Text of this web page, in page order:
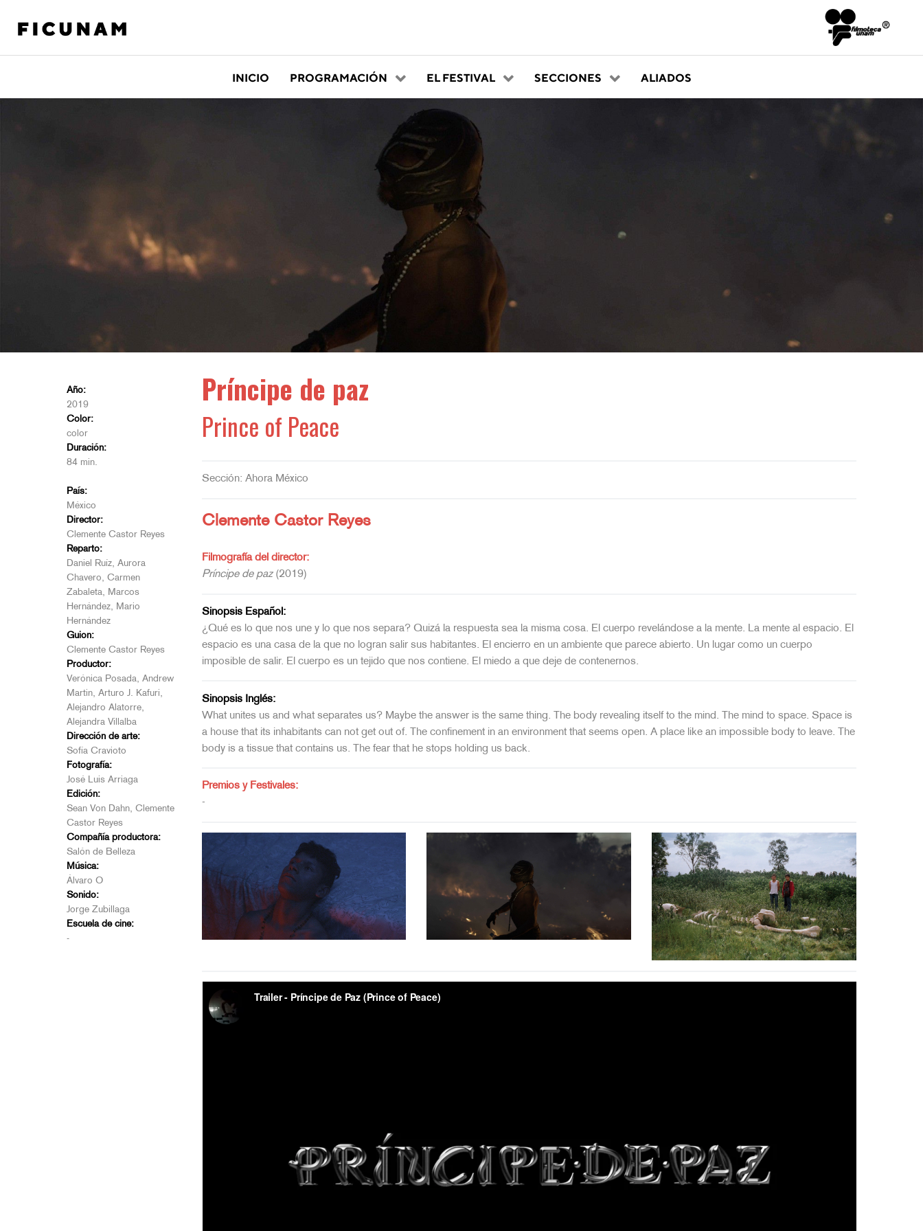
INICIO PROGRAMACIÓN EL FESTIVAL SECCIONES ALIADOS
Año:
2019
Color:
color
Duración:
84 min.
País:
México
Director:
Clemente Castor Reyes
Reparto:
Daniel Ruíz, Aurora
Chavero, Carmen
Zabaleta, Marcos
Hernández, Mario
Hernández
Guion:
Clemente Castor Reyes
Productor:
Verónica Posada, Andrew
Martin, Arturo J. Kafuri,
Alejandro Alatorre,
Alejandra Villalba
Dirección de arte:
Sofía Cravioto
Fotografía:
José Luis Arriaga
Edición:
Sean Von Dahn, Clemente
Castor Reyes
Compañía productora:
Salón de Belleza
Música:
Álvaro O
Sonido:
Jorge Zubillaga
Escuela de cine:
-
Príncipe de paz
Prince of Peace
Sección: Ahora México
Clemente Castor Reyes
Filmografía del director:
Príncipe de paz(2019)
Sinopsis Español:
¿Qué es lo que nos une y lo que nos separa? Quizá la respuesta sea la misma cosa. El cuerpo revelándose a la mente. La mente al espacio. El
espacio es una casa de la que no logran salir sus habitantes. El encierro en un ambiente que parece abierto. Un lugar como un cuerpo
imposible de salir. El cuerpo es un tejido que nos contiene. El miedo a que deje de contenernos.
Sinopsis Inglés:
What unites us and what separates us? Maybe the answer is the same thing. The body revealing itself to the mind. The mind to space. Space is
a house that its inhabitants can not get out of. The confinement in an environment that seems open. A place like an impossible body to leave. The
body is a tissue that contains us. The fear that he stops holding us back.
Premios y Festivales:
-